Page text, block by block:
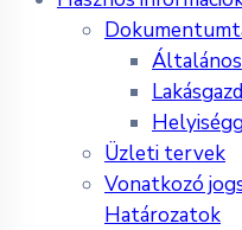
Általános
Üzleti tervek
Vonatkozó
Határozatok